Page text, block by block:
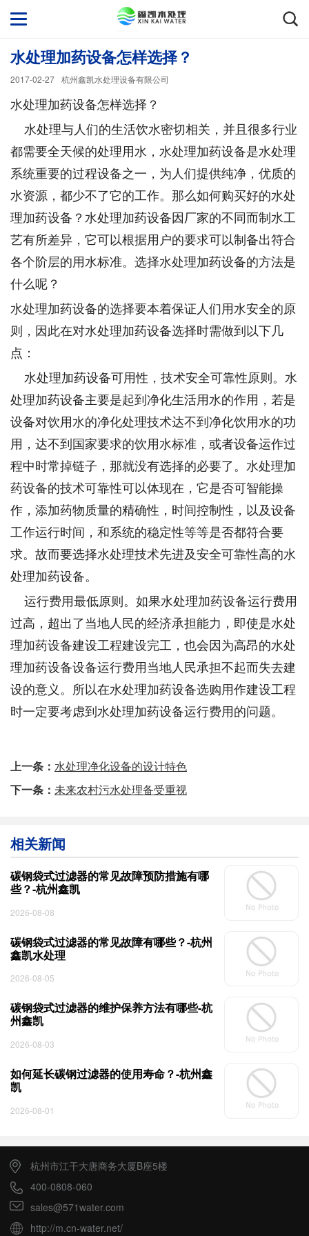
水处理加药设备怎样选择？
2017-02-27 杭州鑫凯水处理设备有限公司
水处理加药设备怎样选择？
水处理与人们的生活饮水密切相关，并且很多行业
都需要全天候的处理用水，水处理加药设备是水处理
系统重要的过程设备之一，为人们提供纯净，优质的
水资源，都少不了它的工作。那么如何购买好的水处
理加药设备？水处理加药设备因厂家的不同而制水工
艺有所差异，它可以根据用户的要求可以制备出符合
各个阶层的用水标准。选择水处理加药设备的方法是
什么呢？
水处理加药设备的选择要本着保证人们用水安全的原
则，因此在对水处理加药设备选择时需做到以下几
点：
水处理加药设备可用性，技术安全可靠性原则。水
处理加药设备主要是起到净化生活用水的作用，若是
设备对饮用水的净化处理技术达不到净化饮用水的功
用，达不到国家要求的饮用水标准，或者设备运作过
程中时常掉链子，那就没有选择的必要了。水处理加
药设备的技术可靠性可以体现在，它是否可智能操
作，添加药物质量的精确性，时间控制性，以及设备
工作运行时间，和系统的稳定性等等是否都符合要
求。故而要选择水处理技术先进及安全可靠性高的水
处理加药设备。
运行费用最低原则。如果水处理加药设备运行费用
过高，超出了当地人民的经济承担能力，即使是水处
理加药设备建设工程建设完工，也会因为高昂的水处
理加药设备设备运行费用当地人民承担不起而失去建
设的意义。所以在水处理加药设备选购用作建设工程
时一定要考虑到水处理加药设备运行费用的问题。
上一条： 水处理净化设备的设计特色
下一条： 未来农村污水处理备受重视
相关新闻
碳钢袋式过滤器的常见故障预防措施有哪
些？-杭州鑫凯
2026-08-08
碳钢袋式过滤器的常见故障有哪些？-杭州
鑫凯水处理
2026-08-05
碳钢袋式过滤器的维护保养方法有哪些-杭
州鑫凯
2026-08-03
如何延长碳钢过滤器的使用寿命？-杭州鑫
凯
2026-08-01
杭州市江干大唐商务大厦B座5楼
400-0808-060
sales@571water.com
http://m.cn-water.net/